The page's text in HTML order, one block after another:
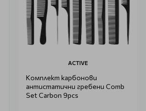
ACTIVE
Комплект карбонови
антистатични гребени Comb
Set Carbon 9pcs